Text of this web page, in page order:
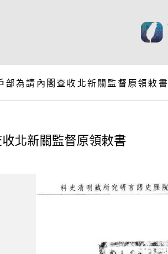
部為請內閣查收北新關監督原領敕書
北新關監督原領敕書